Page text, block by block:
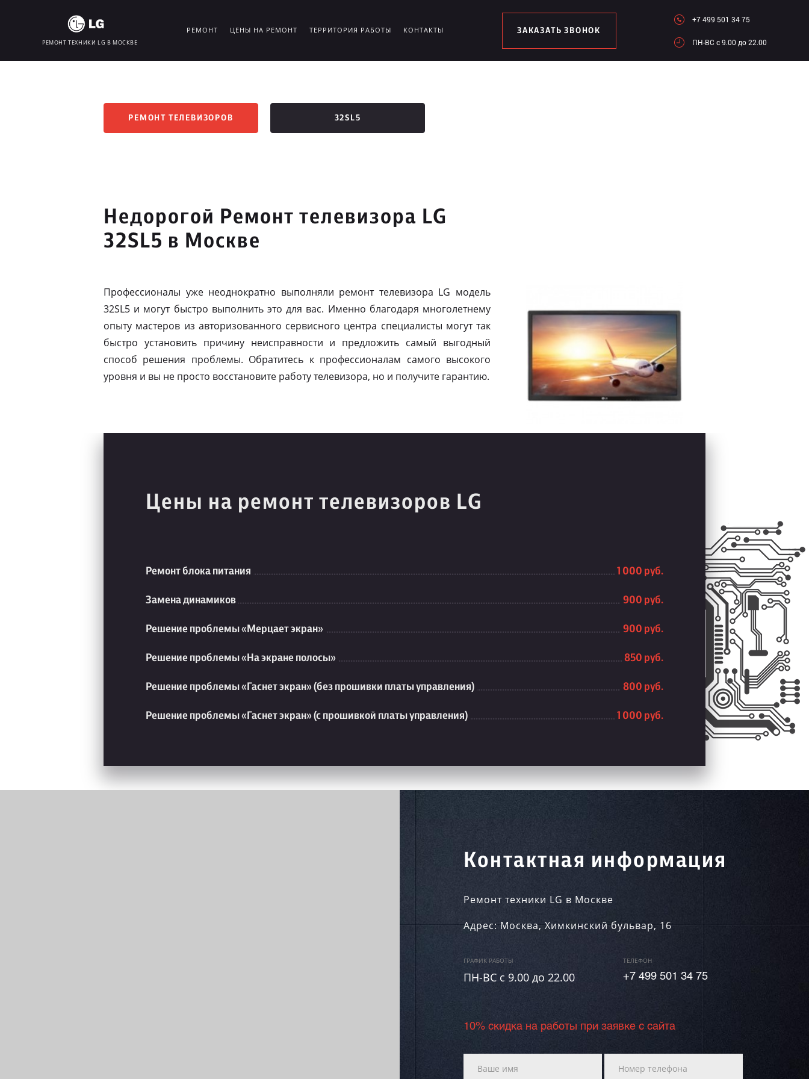
РЕМОНТ ТЕХНИКИ LG В МОСКВЕ
РЕМОНТ ЦЕНЫ НА РЕМОНТ ТЕРРИТОРИЯ РАБОТЫ КОНТАКТЫ ЗАКАЗАТЬ ЗВОНОК
+7 499 501 34 75
ПН-ВC c 9.00 до 22.00
РЕМОНТ ТЕЛЕВИЗОРОВ 32SL5
Недорогой Ремонт телевизора LG
32SL5 в Москве
Профессионалы уже неоднократно выполняли ремонт телевизора LG модель
32SL5 и могут быстро выполнить это для вас. Именно благодаря многолетнему
опыту мастеров из авторизованного сервисного центра специалисты могут так
быстро установить причину неисправности и предложить самый выгодный
способ решения проблемы. Обратитесь к профессионалам самого высокого
уровня и вы не просто восстановите работу телевизора, но и получите гарантию.
Цены на ремонт телевизоров LG
Ремонт блока питания 1 000 руб.
Замена динамиков 900 руб.
Решение проблемы «Мерцает экран» 900 руб.
Решение проблемы «На экране полосы» 850 руб.
Решение проблемы «Гаснет экран» (без прошивки платы управления) 800 руб.
Решение проблемы «Гаснет экран» (с прошивкой платы управления) 1 000 руб.
Контактная информация
Ремонт техники LG в Москве
Адрес:Москва,Химкинский бульвар, 16
ГРАФИК РАБОТЫ
ПН-ВC c 9.00 до 22.00
ТЕЛЕФОН
+7 499 501 34 75
10% скидка на работы при заявке с сайта